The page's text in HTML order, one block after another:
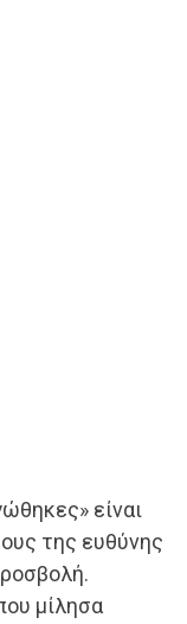
είναι
της ευθύνης
μίλησα